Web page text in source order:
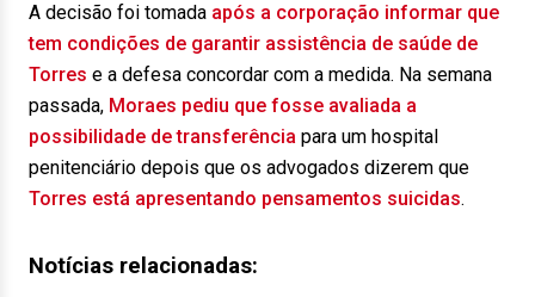
A decisão foi tomada após a corporação informar que
tem condições de garantir assistência de saúde de
Torres e a defesa concordar com a medida. Na semana
passada, Moraes pediu que fosse avaliada a
possibilidade de transferência para um hospital
penitenciário depois que os advogados dizerem que
Torres está apresentando pensamentos suicidas.
Notícias relacionadas: